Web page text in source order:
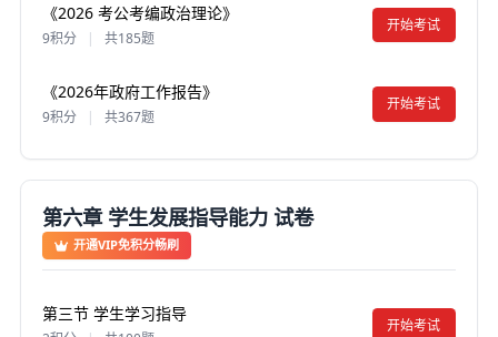
《2026 考公考编政治理论》
9积分 | 共185题
开始考试
《2026年政府工作报告》
9积分 共367题
开始考试
第六章 学生发展指导能力 试卷
开通VIP免积分畅刷
第三节 学生学习指导
开始考试